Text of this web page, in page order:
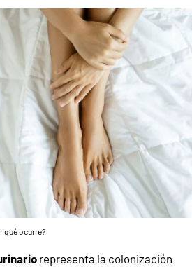
qué ocurre?
representa la colonización